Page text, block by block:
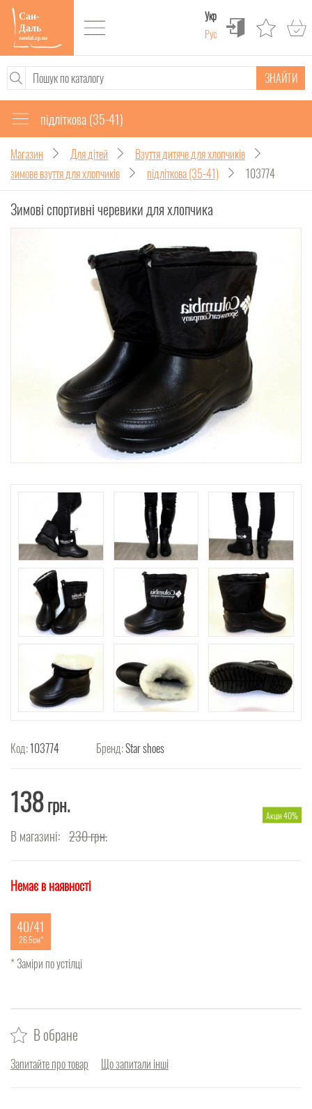
Укр
Рус
ЗНАЙТИ
підліткова (35-41)
Магазин Для дітей
Взуття дитяче для хлопчиків
зимове взуття для хлопчиків
підліткова (35-41) 103774
Зимові спортивні черевики для хлопчика
Код:103774 Бренд:Star shoes
138грн.
В магазині: 230грн.
Акція 40%
Немає в наявності
40/41
26.5см
* Заміри по устілці
В обране
Запитайте про товар Що запитали інші